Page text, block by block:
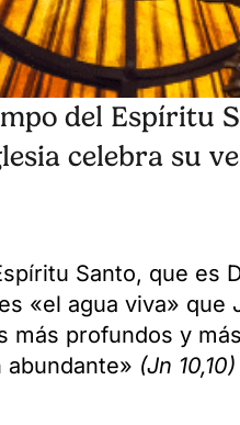
del Espíritu
celebra su
Santo, que es
«el agua viva» que
profundos y
abundante» (Jn 10,10)